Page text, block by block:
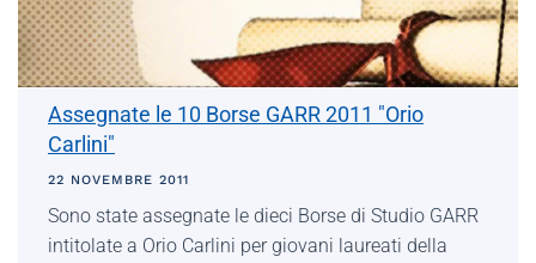
Assegnate le 10 Borse GARR 2011 "Orio
Carlini"
22 NOVEMBRE 2011
Sono state assegnate le dieci Borse di Studio GARR
intitolate a Orio Carlini per giovani laureati della